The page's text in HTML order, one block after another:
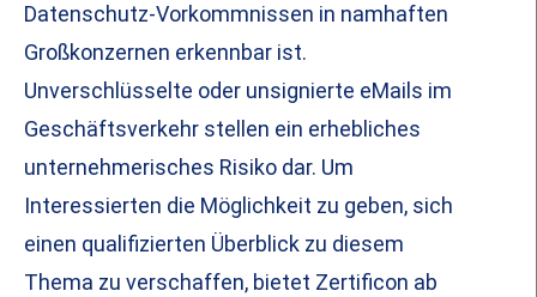
Datenschutz-Vorkommnissen in namhaften
Großkonzernen erkennbar ist.
Unverschlüsselte oder unsignierte eMails im
Geschäftsverkehr stellen ein erhebliches
unternehmerisches Risiko dar. Um
Interessierten die Möglichkeit zu geben, sich
einen qualifizierten Überblick zu diesem
Thema zu verschaffen, bietet Zertificon ab